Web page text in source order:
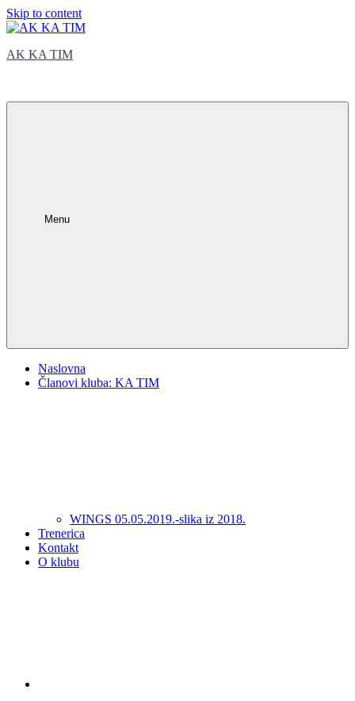
Skip to content
AK KA TIM
Menu
Naslovna
Članovi kluba: KA TIM
WINGS 05.05.2019.-slika iz 2018.
Trenerica
Kontakt
O klubu